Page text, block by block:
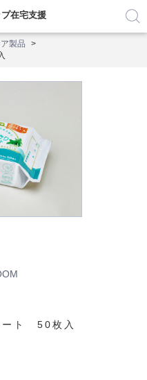
在宅支援
製品
ート 50枚入